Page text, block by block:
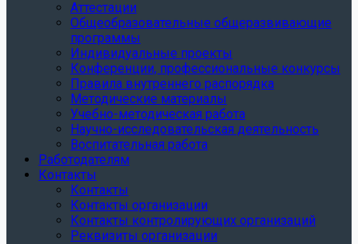
Аттестации
Общеобразовательные общеразвивающие
программы
Индивидуальные проекты
Конференции, профессиональные конкурсы
Правила внутреннего распорядка
Методические материалы
Учебно-методическая работа
Научно-исследовательская деятельность
Воспитательная работа
Работодателям
Контакты
Контакты
Контакты организации
Контакты контролирующих организаций
Реквизиты организации